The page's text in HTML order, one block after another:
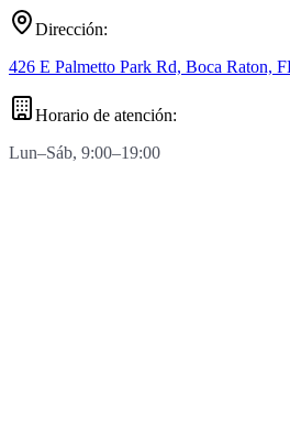
Dirección:
426 E Palmetto Park Rd, Boca Raton,
Horario de atención:
Lun–Sáb, 9:00–19:00